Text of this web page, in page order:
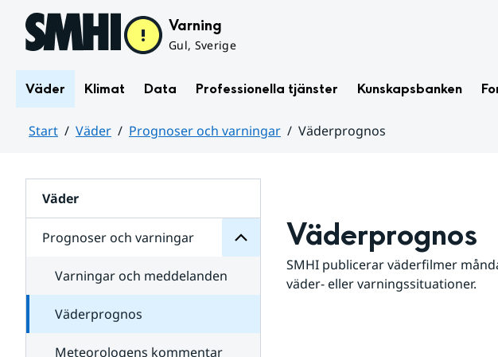
Hoppa till sidans innehåll Varning
Gul, Sverige
Väder Klimat Data Professionella tjänster Kunskapsbanken
Start Väder Prognoser och varningar
Väderprognos
Väder
Prognoser och varningar
för
varningar
Varningar och meddelanden
Väderprognos
Meteorologens kommentar
Väderprognos
SMHI publicerar väderfilmer
väder- eller varningssituationer.